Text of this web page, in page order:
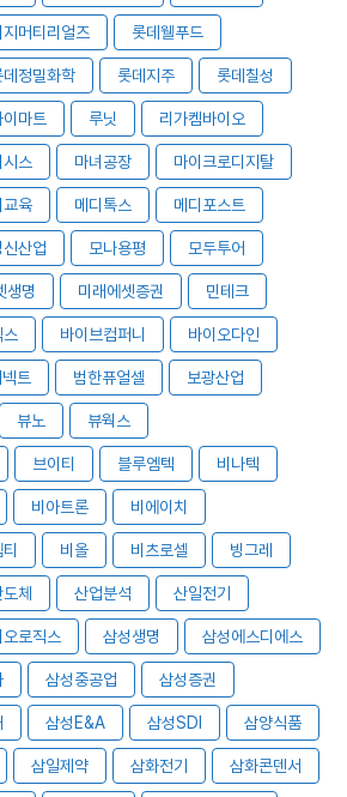
머티리얼즈 롯데웰푸드
데정밀화학 롯데지주 롯데칠성
마트 루닛 리가켐바이오
시스 마녀공장 마이크로디지탈
교육 메디톡스 메디포스트
신산업 모나용평 모두투어
생명 미래에셋증권 민테크
스 바이브컴퍼니 바이오다인
트 범한퓨얼셀 보광산업
뷰노 뷰웍스
브이티 블루엠텍 비나텍
비아트론 비에이치
비올 비츠로셀 빙그레
체 산업분석 산일전기
로직스 삼성생명 삼성에스디에스
삼성중공업 삼성증권
삼성E&A 삼성SDI 삼양식품
삼일제약 삼화전기 삼화콘덴서